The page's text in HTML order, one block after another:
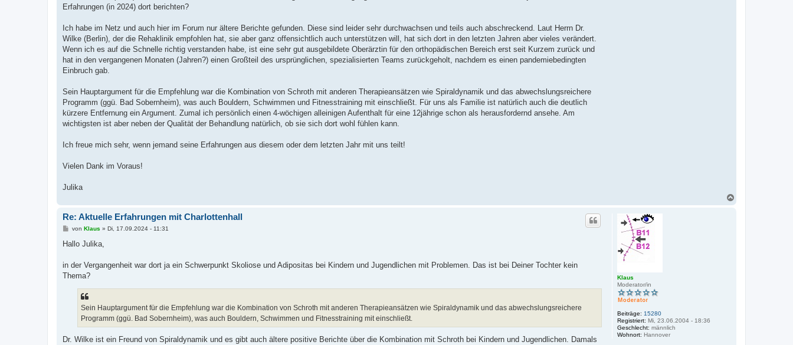
Erfahrungen (in 2024) dort berichten?
Ich habe im Netz und auch hier im Forum nur ältere Berichte gefunden. Diese sind leider sehr durchwachsen und teils auch abschreckend. Laut Herrn Dr.
Wilke (Berlin), der die Rehaklinik empfohlen hat, sie aber ganz offensichtlich auch unterstützen will, hat sich dort in den letzten Jahren aber vieles verändert.
Wenn ich es auf die Schnelle richtig verstanden habe, ist eine sehr gut ausgebildete Oberärztin für den orthopädischen Bereich erst seit Kurzem zurück und
hat in den vergangenen Monaten (Jahren?) einen Großteil des ursprünglichen, spezialisierten Teams zurückgeholt, nachdem es einen pandemiebedingten
Einbruch gab.
Sein Hauptargument für die Empfehlung war die Kombination von Schroth mit anderen Therapieansätzen wie Spiraldynamik und das abwechslungsreichere
Programm (ggü. Bad Sobernheim), was auch Bouldern, Schwimmen und Fitnesstraining mit einschließt. Für uns als Familie ist natürlich auch die deutlich
kürzere Entfernung ein Argument. Zumal ich persönlich einen 4-wöchigen alleinigen Aufenthalt für eine 12jährige schon als herausfordernd ansehe. Am
wichtigsten ist aber neben der Qualität der Behandlung natürlich, ob sie sich dort wohl fühlen kann.
Ich freue mich sehr, wenn jemand seine Erfahrungen aus diesem oder dem letzten Jahr mit uns teilt!
Vielen Dank im Voraus!
Julika
Klaus
Moderator/in
Beiträge: 15280
Registriert: Mi, 23.06.2004 - 18:36
Geschlecht: männlich
Wohnort: Hannover
Re: Aktuelle Erfahrungen mit Charlottenhall
B
i
a
von Klaus » Di, 17.09.2024 - 11:31
Hallo Julika,
in der Vergangenheit war dort ja ein Schwerpunkt Skoliose und Adipositas bei Kindern und Jugendlichen mit Problemen. Das ist bei Deiner Tochter kein
Thema?
Sein Hauptargument für die Empfehlung war die Kombination von Schroth mit anderen Therapieansätzen wie Spiraldynamik und das abwechslungsreichere
Programm (ggü. Bad Sobernheim), was auch Bouldern, Schwimmen und Fitnesstraining mit einschließt.
Dr. Wilke ist ein Freund von Spiraldynamik und es gibt auch ältere positive Berichte über die Kombination mit Schroth bei Kindern und Jugendlichen. Damals